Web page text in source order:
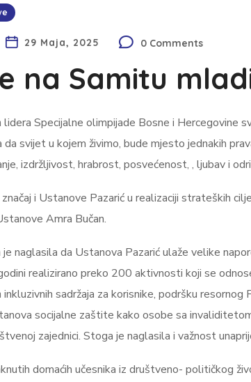
29 Maja, 2025 0 Comments
na Samitu
Specijalne olimpijade Bosne i Hercegovine
da svijet u kojem živimo, bude mjesto jednakih
izdržljivost, hrabrost, posvećenost, , ljubav i
i Ustanove Pazarić u realizaciji strateških
Amra Bučan.
je naglasila da Ustanova Pazarić ulaže velike
realizirano preko 200 aktivnosti koji se
inkluzivnih sadržaja za korisnike, podršku
socijalne zaštite kako osobe sa
zajednici. Stoga je naglasila i važnost
domaćih učesnika iz društveno- političkog